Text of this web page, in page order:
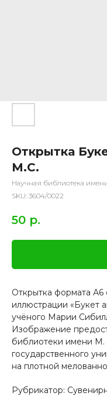
Открытка
М.С.
Научная библиотека
SKU: 3604/0022
50 р.
Открытка формата
иллюстрации «Букет
учёного Марии
Изображение
библиотеки имени М.
государственного
на плотной
Рубрикатор: